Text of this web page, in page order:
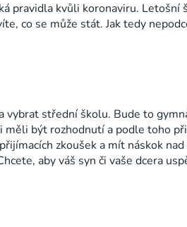
pravidla kvůli koronaviru. Letošní
co se může stát. Jak tedy
střední školu. Bude to
být rozhodnutí a podle toho
zkoušek a mít náskok
aby váš syn či vaše dcera